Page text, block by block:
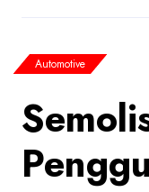
Automotive